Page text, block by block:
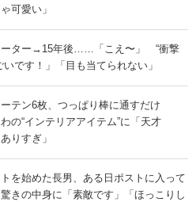
可愛い」
ーター→15年後……「こえ〜」 “衝撃
いです！」「目も当てられない」
テン6枚、つっぱり棒に通すだけ
“インテリアアイテム”に「天才
りすぎ」
を始めた長男、ある日ポストに入って
の中身に「素敵です」「ほっこりし